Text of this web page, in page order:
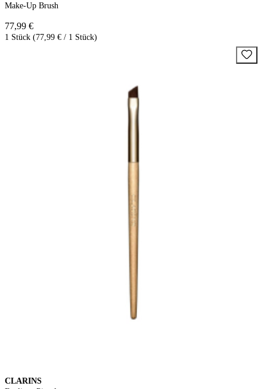
Make-Up Brush
77,99 €
1 Stück (77,99 € / 1 Stück)
CLARINS